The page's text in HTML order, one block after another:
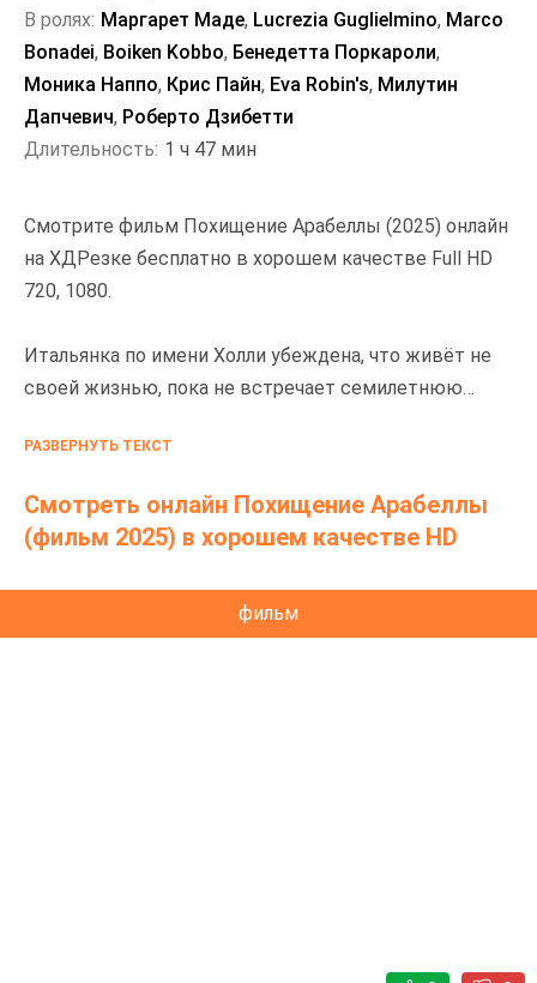
Смотрите фильм Похищение Арабеллы (2025) онлайн
на ХДРезке бесплатно в хорошем качестве Full HD
720, 1080.
Итальянка по имени Холли убеждена, что живёт не
своей жизнью, пока не встречает семилетнюю
РАЗВЕРНУТЬ ТЕКСТ
Смотреть онлайн Похищение Арабеллы
(фильм 2025) в хорошем качестве HD
фильм
В ролях: Маргарет Маде, Lucrezia Guglielmino, Marco
Bonadei, Boiken Kobbo, Бенедетта Поркароли,
Моника Наппо, Крис Пайн, Eva Robin's, Милутин
Дапчевич, Роберто Дзибетти
Длительность: 1 ч 47 мин